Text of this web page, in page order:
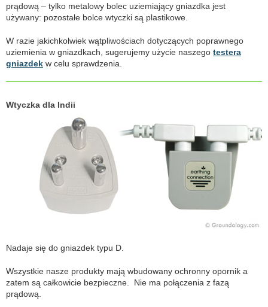
prądową – tylko metalowy bolec uziemiający gniazdka jest
używany: pozostałe bolce wtyczki są plastikowe.
W razie jakichkolwiek wątpliwościach dotyczących poprawnego
uziemienia w gniazdkach, sugerujemy użycie naszego testera
gniazdek w celu sprawdzenia.
Wtyczka dla Indii
Nadaje się do gniazdek typu D.
Wszystkie nasze produkty mają wbudowany ochronny opornik a
zatem są całkowicie bezpieczne. Nie ma połączenia z fazą
prądową.